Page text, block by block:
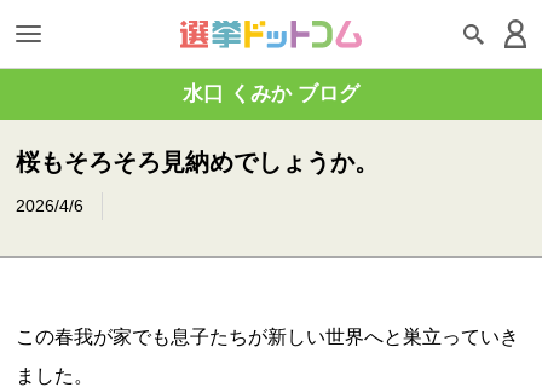
水口 くみか ブログ
桜もそろそろ見納めでしょうか。
2026/4/6
この春我が家でも息子たちが新しい世界へと巣立っていき
ました。